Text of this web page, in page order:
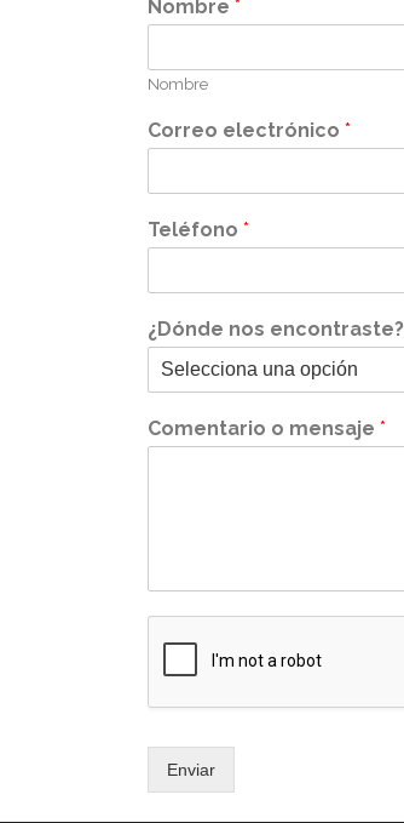
Nombre *
Nombre
Correo electrónico *
Teléfono *
¿Dónde nos encontraste?
Comentario o mensaje *
Enviar